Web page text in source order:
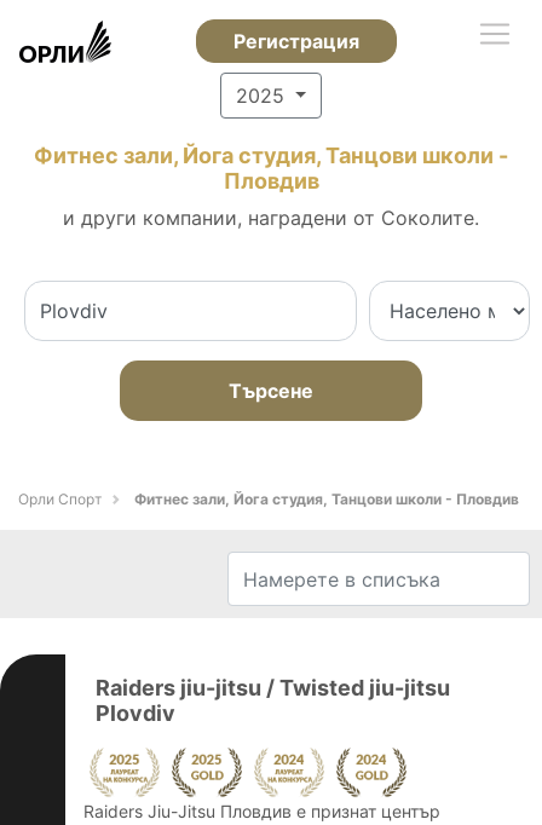
Регистрация
2025
Фитнес зали, Йога студия, Танцови школи -
Пловдив
и други компании, наградени от Соколите.
Търсене
Орли Спорт Фитнес зали, Йога студия, Танцови школи - Пловдив
Raiders jiu-jitsu / Twisted jiu-jitsu
Plovdiv
Raiders Jiu-Jitsu Пловдив е признат център